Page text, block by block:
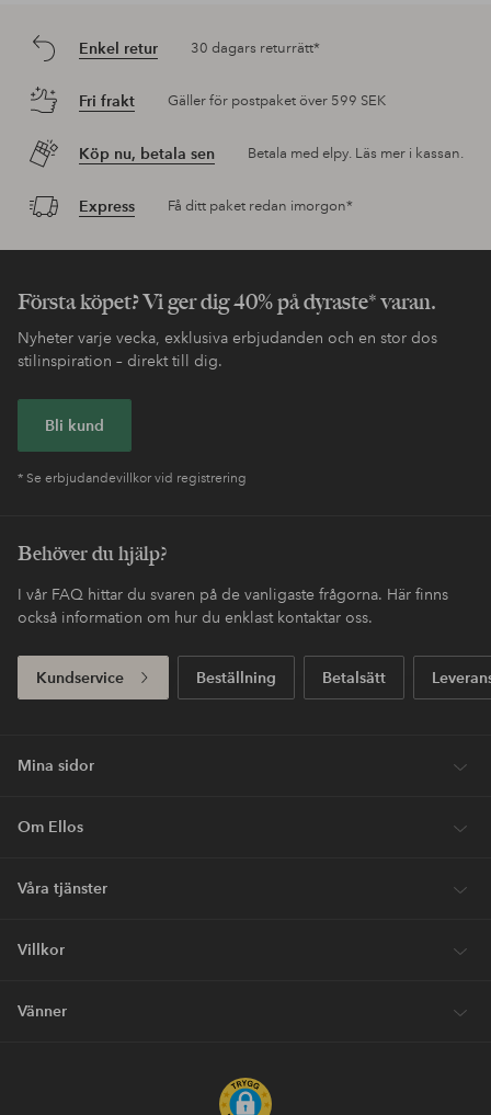
Enkel retur 30 dagars returrätt*
Fri frakt Gäller för postpaket över 599 SEK
Köp nu, betala sen Betala med elpy. Läs mer i kassan.
Express Få ditt paket redan imorgon*
Första köpet? Vi ger dig 40% på dyraste* varan.
Nyheter varje vecka, exklusiva erbjudanden och en stor dos
stilinspiration – direkt till dig.
Bli kund
* Se erbjudandevillkor vid registrering
Behöver du hjälp?
I vår FAQ hittar du svaren på de vanligaste frågorna. Här finns
också information om hur du enklast kontaktar oss.
Kundservice Beställning Betalsätt
Mina sidor
Om Ellos
Våra tjänster
Villkor
Vänner